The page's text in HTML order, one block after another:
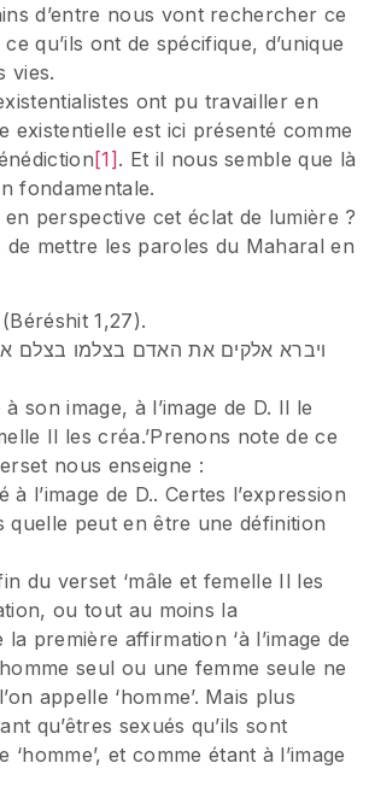
d’entre nous vont rechercher ce
qu’ils ont de spécifique, d’unique
vies.
ont pu travailler en
existentielle est ici présenté comme
[1]. Et il nous semble que là
fondamentale.
perspective cet éclat de lumière ?
mettre les paroles du Maharal en
1,27).
ויברא אלקים את האדם בצלמו בצלם
à son image, à l’image de D. Il le
Il les créa.’Prenons note de ce
nous enseigne :
à l’image de D.. Certes l’expression
quelle peut en être une définition
du verset ‘mâle et femelle Il les
ou tout au moins la
première affirmation ‘à l’image de
seul ou une femme seule ne
appelle ‘homme’. Mais plus
qu’êtres sexués qu’ils sont
‘homme’, et comme étant à l’image